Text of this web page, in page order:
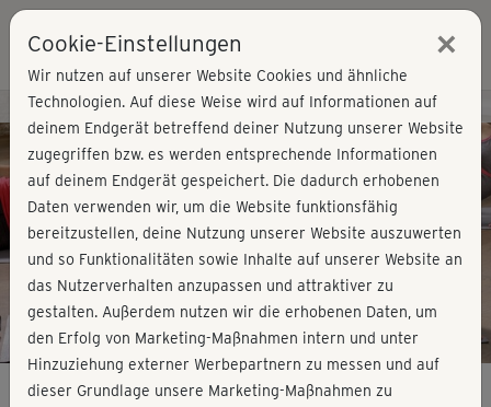
Play
Video
Kursvorschau - Jetzt mitmachen!
Cookie-Einstellungen ×
Wir nutzen auf unserer Website Cookies und ähnliche
Technologien. Auf diese Weise wird auf Informationen auf
deinem Endgerät betreffend deiner Nutzung unserer Website
zugegriffen bzw. es werden entsprechende Informationen
auf deinem Endgerät gespeichert. Die dadurch erhobenen
Daten verwenden wir, um die Website funktionsfähig
bereitzustellen, deine Nutzung unserer Website auszuwerten
und so Funktionalitäten sowie Inhalte auf unserer Website an
das Nutzerverhalten anzupassen und attraktiver zu
gestalten. Außerdem nutzen wir die erhobenen Daten, um
den Erfolg von Marketing-Maßnahmen intern und unter
Hinzuziehung externer Werbepartnern zu messen und auf
dieser Grundlage unsere Marketing-Maßnahmen zu